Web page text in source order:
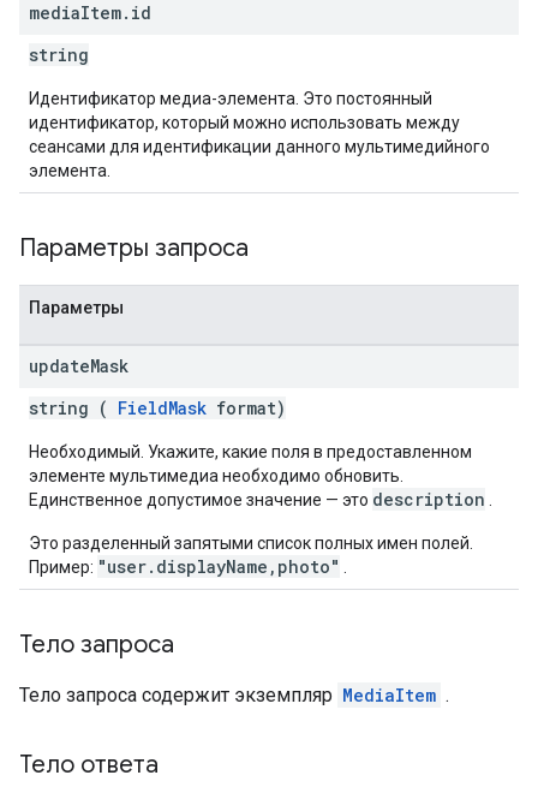
mediaItem. id
string
Идентификатор медиа-элемента. Это постоянный
идентификатор, который можно использовать между
сеансами для идентификации данного мультимедийного
элемента.
Параметры запроса
Параметры
updateMask
string ( FieldMask format)
Необходимый. Укажите, какие поля в предоставленном
элементе мультимедиа необходимо обновить.
Единственное допустимое значение — это description
Это разделенный запятыми список полных имен полей.
Пример: "user.displayName,photo"
Тело запроса
Тело запроса содержит экземпляр MediaItem .
Тело ответа